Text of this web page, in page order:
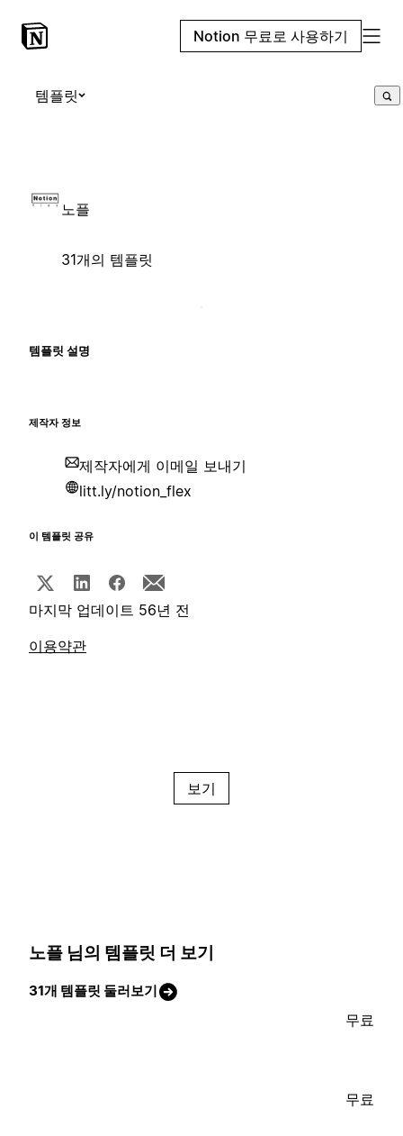
Notion 무료로 사용하기
템플릿
노플
31개의 템플릿
템플릿 설명
제작자 정보
제작자에게 이메일 보내기
litt.ly/notion_flex
이 템플릿 공유
마지막 업데이트 56년 전
이용약관
보기
노플 님의 템플릿 더 보기
31개 템플릿 둘러보기
무료
무료